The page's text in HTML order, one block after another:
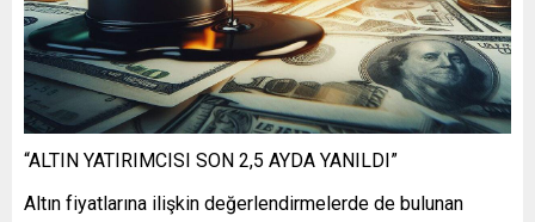
“ALTIN YATIRIMCISI SON 2,5 AYDA YANILDI”
Altın fiyatlarına ilişkin değerlendirmelerde de bulunan